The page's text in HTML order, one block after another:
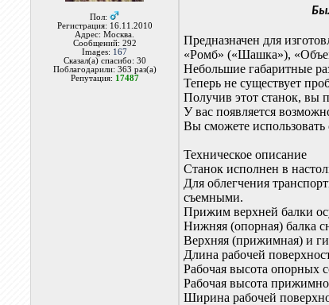
Пол:
Регистрация: 16.11.2010
Адрес: Москва.
Сообщений: 292
Images: 167
Сказал(а) спасибо: 30
Поблагодарили: 363 раз(а)
Репутация: 17487
Предназначен для
«Ромб» («Шашка»),
Небольшие габаритные
Теперь не существует
Получив этот станок, вы
У вас появляется
Вы сможете
Техническое описание
Станок исполнен в
Для облегчения
съемными.
Прижим верхней балки
Нижняя (опорная) балка
Верхняя (прижимная) и
Длина рабочей
Рабочая высота опорных
Рабочая высота
Ширина рабочей